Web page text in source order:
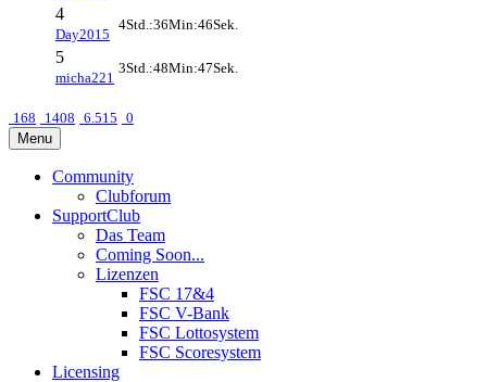
4
Day2015
4Std.:36Min:46Sek.
5
micha221
3Std.:48Min:47Sek.
168 1408 6.515 0
Menu
Community
Clubforum
SupportClub
Das Team
Coming Soon...
Lizenzen
FSC 17&4
FSC V-Bank
FSC Lottosystem
FSC Scoresystem
Licensing